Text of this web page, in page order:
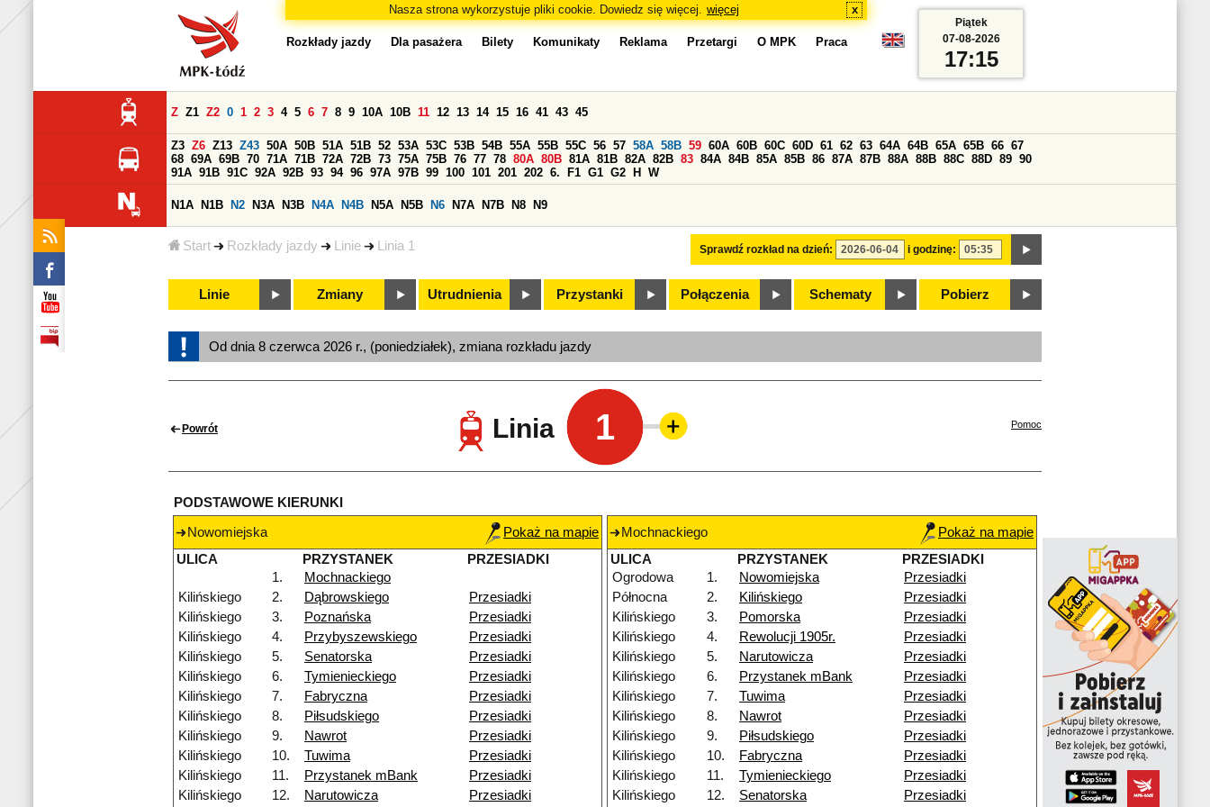
Nasza strona wykorzystuje pliki cookie. Dowiedz się więcej. więcej x
Start Rozkłady jazdy Linie Linia 1
Rozkłady jazdy Dla pasażera Bilety Komunikaty Reklama Przetargi O MPK Praca
Sprawdź rozkład na dzień: i godzinę:
Z Z1 Z2 0 1 2 3 4 5 6 7 8 9 10A 10B 11 12 13 14 15 16 41 43 45
Z3 Z6 Z13 Z43 50A 50B 51A 51B 52 53A 53C 53B 54B 55A 55B 55C 56 57 58A 58B 59 60A 60B 60C 60D 61 62 63 64A 64B 65A 65B 66 67
68 69A 69B 70 71A 71B 72A 72B 73 75A 75B 76 77 78 80A 80B 81A 81B 82A 82B 83 84A 84B 85A 85B 86 87A 87B 88A 88B 88C 88D 89 90
91A 91B 91C 92A 92B 93 94 96 97A 97B 99 100 101 201 202 6. F1 G1 G2 H W
N1A N1B N2 N3A N3B N4A N4B N5A N5B N6 N7A N7B N8 N9
Linie Zmiany Utrudnienia Przystanki Połączenia Schematy Pobierz
Piątek
07-08-2026
17:15
Od dnia 8 czerwca 2026 r., (poniedziałek), zmiana rozkładu jazdy
Powrót Linia 1 Pomoc
PODSTAWOWE KIERUNKI
Nowomiejska
Pokaż na mapie
ULICA
PRZYSTANEK
PRZESIADKI
1.
Mochnackiego
Kilińskiego
2. Dąbrowskiego
Przesiadki
Kilińskiego
3. Poznańska
Przesiadki
Kilińskiego
4. Przybyszewskiego
Przesiadki
Kilińskiego
5. Senatorska
Przesiadki
Kilińskiego
6. Tymienieckiego
Przesiadki
Kilińskiego
7. Fabryczna
Przesiadki
Kilińskiego
8. Piłsudskiego
Przesiadki
Kilińskiego
9. Nawrot
Przesiadki
Kilińskiego
10. Tuwima
Przesiadki
Kilińskiego
11. Przystanek mBank
Przesiadki
Kilińskiego
12. Narutowicza Przesiadki
Mochnackiego
Pokaż na mapie
ULICA
PRZYSTANEK
PRZESIADKI
Ogrodowa
1. Nowomiejska
Przesiadki
Północna
2. Kilińskiego
Przesiadki
Kilińskiego
3. Pomorska
Przesiadki
Kilińskiego
4. Rewolucji 1905r.
Przesiadki
Kilińskiego
5. Narutowicza
Przesiadki
Kilińskiego
6. Przystanek mBank
Przesiadki
Kilińskiego
7. Tuwima
Przesiadki
Kilińskiego
8. Nawrot
Przesiadki
Kilińskiego
9. Piłsudskiego
Przesiadki
Kilińskiego
10. Fabryczna
Przesiadki
Kilińskiego
11. Tymienieckiego
Przesiadki
Kilińskiego
12. Senatorska Przesiadki